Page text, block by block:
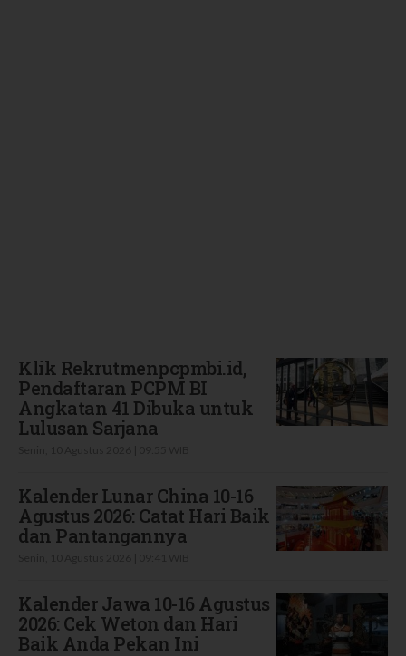
Klik Rekrutmenpcpmbi.id,
Pendaftaran PCPM BI
Angkatan 41 Dibuka untuk
Lulusan Sarjana
Kalender Lunar China 10-16
Agustus 2026: Catat Hari Baik
dan Pantangannya
Kalender Jawa 10-16 Agustus
2026: Cek Weton dan Hari
Baik Anda Pekan Ini